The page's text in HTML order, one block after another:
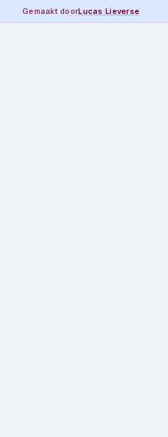
Gemaakt doorLucas Lieverse